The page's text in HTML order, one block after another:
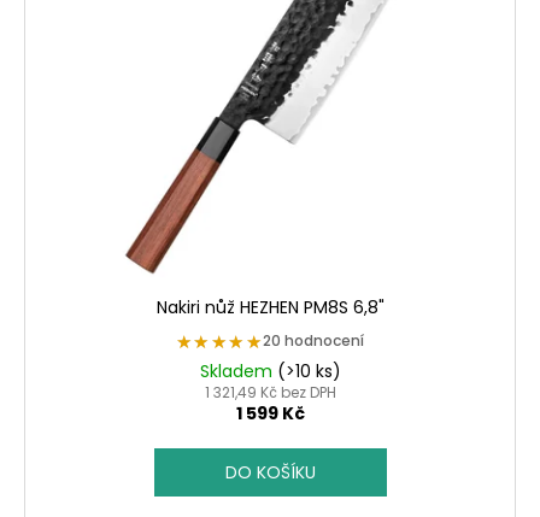
Nakiri nůž HEZHEN PM8S 6,8"
★★★★★
★★★★★20 hodnocení
Skladem (>10 ks)
1 321,49 Kč bez DPH
1 599 Kč
DO KOŠÍKU